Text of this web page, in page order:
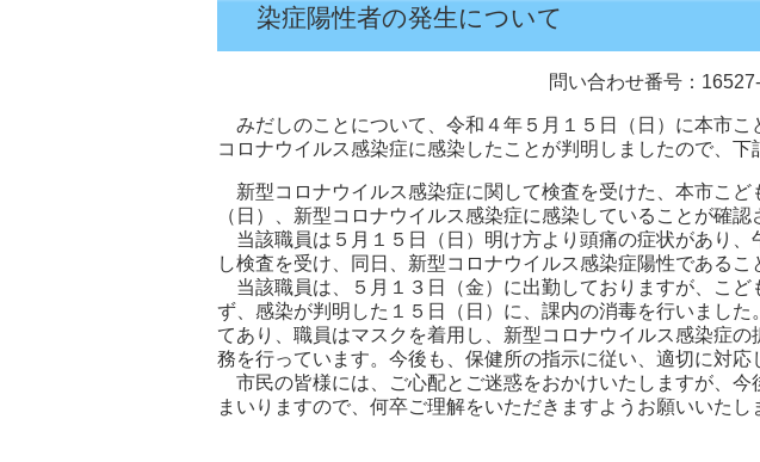
染症陽性者の発生について
問い合わせ番号：
みだしのことについて、令和４年５月１５日（日）に本市こ
コロナウイルス感染症に感染したことが判明しましたので、下
新型コロナウイルス感染症に関して検査を受けた、本市こど
（日）、新型コロナウイルス感染症に感染していることが確認
当該職員は５月１５日（日）明け方より頭痛の症状があり、
し検査を受け、同日、新型コロナウイルス感染症陽性であるこ
当該職員は、５月１３日（金）に出勤しておりますが、こど
ず、感染が判明した１５日（日）に、課内の消毒を行いまし
てあり、職員はマスクを着用し、新型コロナウイルス感染症
務を行っています。今後も、保健所の指示に従い、適切に対応
市民の皆様には、ご心配とご迷惑をおかけいたしますが、今
まいりますので、何卒ご理解をいただきますようお願いいたし